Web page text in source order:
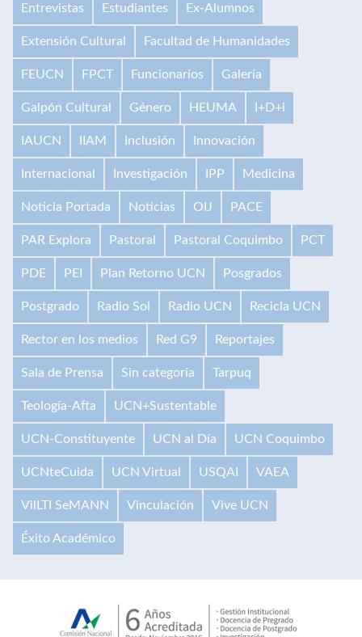
Entrevistas Estudiantes Ex-Alumnos
Extensión Cultural Facultad de Humanidades
FEUCN FPCT Funcionarios Galería
Galpón Cultural Género HEUMA I+D+i
IAUCN IIAM Inclusión Innovación
Internacional Investigación IPP Medicina
Noticia Portada Noticias OIJ PACE
PAR Explora Pastoral Pastoral Coquimbo PCT
PDE PEI Plan Retorno UCN Posgrados
Postgrado Radio Sol Radio UCN Recicla UCN
Rector en los medios Red G9 Reportajes
Sala de Prensa Sin categoría Tarpuq
Teología-Afta UCN+Sustentable
UCN-Constituyente UCN al Día UCN Coquimbo
UCNteCuida UCN Virtual USQAI VAEA
VilLTI SeMANN Vinculación Vive UCN
Éxito Académico